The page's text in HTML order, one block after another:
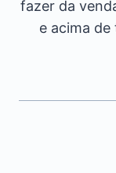
fazer da
e acima